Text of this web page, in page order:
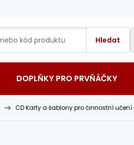
Hledat
DOPLŇKY PRO PRVŇÁČKY
CD Karty a šablony pro činnostní